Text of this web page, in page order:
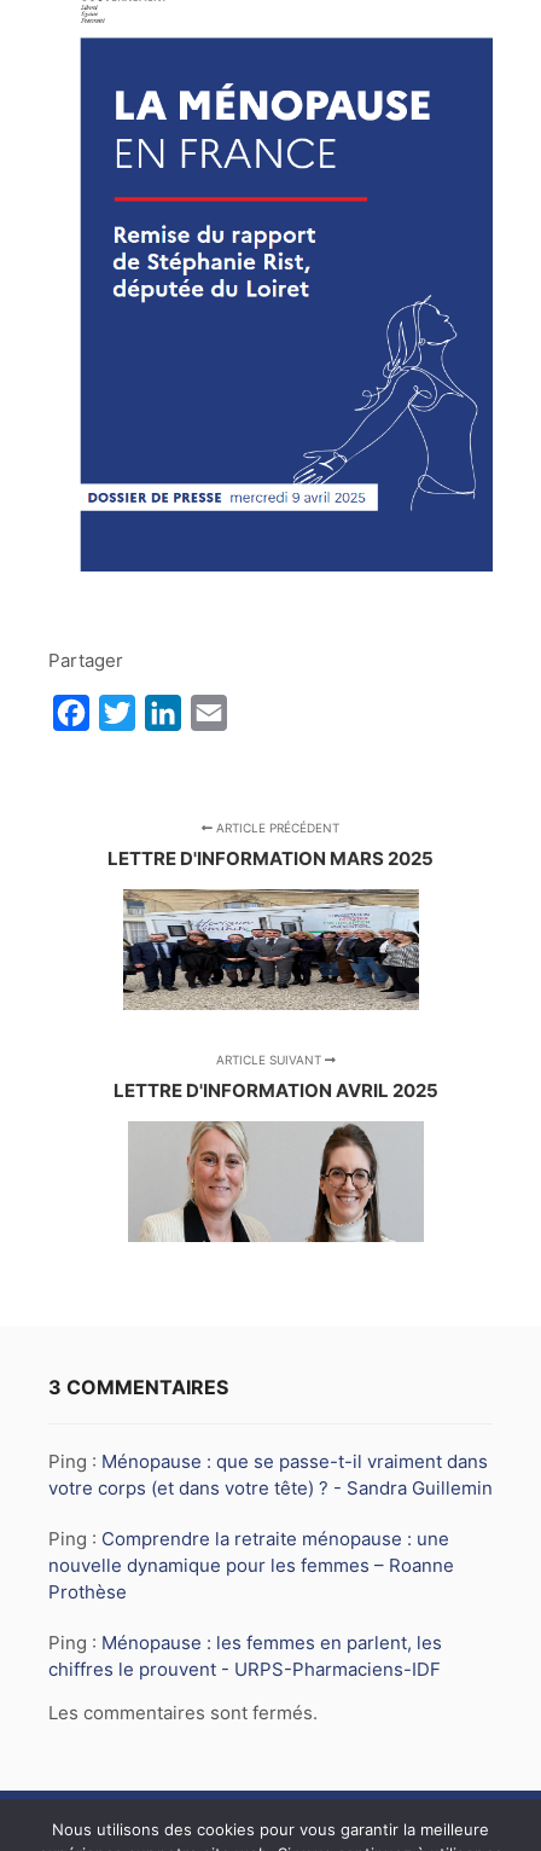
Partager
FacebookTwitterLinkedIn
ARTICLE PRÉCÉDENT
LETTRE D'INFORMATION MARS 2025
ARTICLE SUIVANT
LETTRE D'INFORMATION AVRIL 2025
3 COMMENTAIRES
Ping : Ménopause : que se passe-t-il vraiment dans
votre corps (et dans votre tête) ? - Sandra Guillemin
Ping : Comprendre la retraite ménopause : une
nouvelle dynamique pour les femmes – Roanne
Prothèse
Ping : Ménopause : les femmes en parlent, les
chiffres le prouvent - URPS-Pharmaciens-IDF
Les commentaires sont fermés.
Nous utilisons des cookies pour vous garantir la meilleure